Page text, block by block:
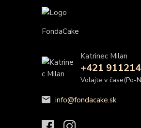
FondaCake
Katrinec Milan
+421
Volajte v čase(Po-
info@fondacake.sk